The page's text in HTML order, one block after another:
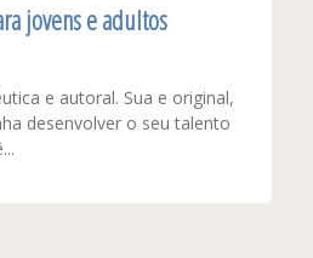
jovens e adultos
e autoral. Sua e original,
desenvolver o seu talento